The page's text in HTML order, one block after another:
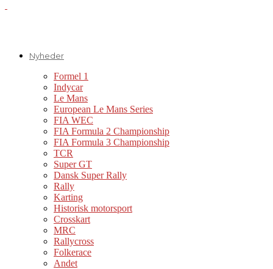
Nyheder
Formel 1
Indycar
Le Mans
European Le Mans Series
FIA WEC
FIA Formula 2 Championship
FIA Formula 3 Championship
TCR
Super GT
Dansk Super Rally
Rally
Karting
Historisk motorsport
Crosskart
MRC
Rallycross
Folkerace
Andet